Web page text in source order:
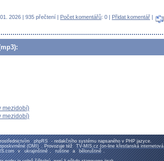
2026 | 935 přečtení | Počet komentářů: 0 | Přidat komentář |
mezidobí)
mezidobí)
phpRS - redakčního systému napsaného v PHP jazyce.
(OMI) . Provozuje též TV-MIS.cz (on-line křesťanská
v ukrajinštině , ruštine a běloruštině .